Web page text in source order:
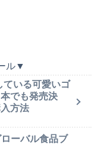
ル▼
ている可愛いゴ
でも発売決
方法
ーバル食品ブ